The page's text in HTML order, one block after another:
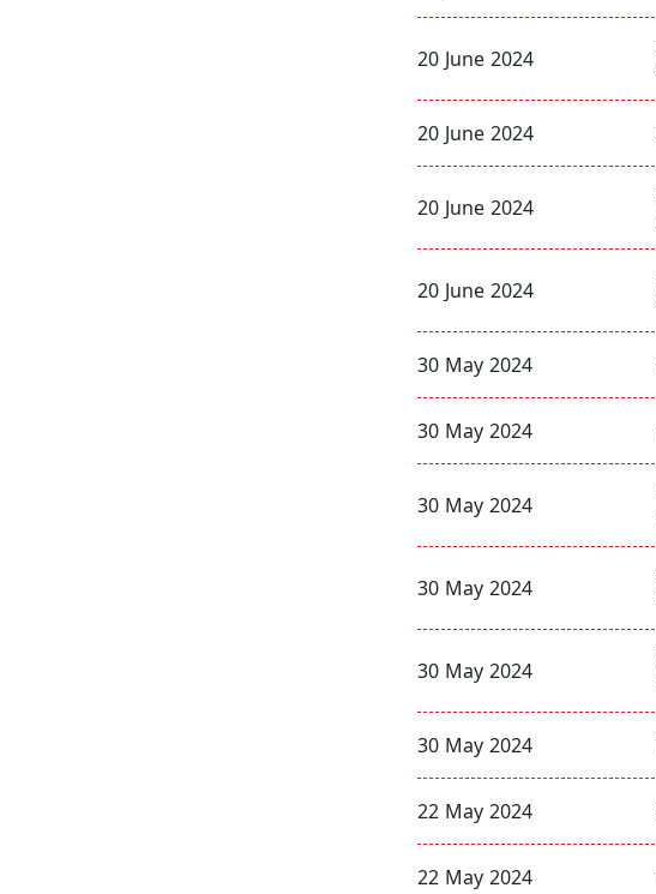
20 June 2024
20 June 2024
20 June 2024
20 June 2024
30 May 2024
30 May 2024
30 May 2024
30 May 2024
30 May 2024
30 May 2024
22 May 2024
22 May 2024